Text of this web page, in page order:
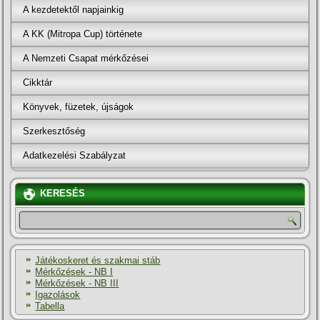
A kezdetektől napjainkig
A KK (Mitropa Cup) története
A Nemzeti Csapat mérkőzései
Cikktár
Könyvek, füzetek, újságok
Szerkesztőség
Adatkezelési Szabályzat
KERESÉS
Játékoskeret és szakmai stáb
Mérkőzések - NB I
Mérkőzések - NB III
Igazolások
Tabella